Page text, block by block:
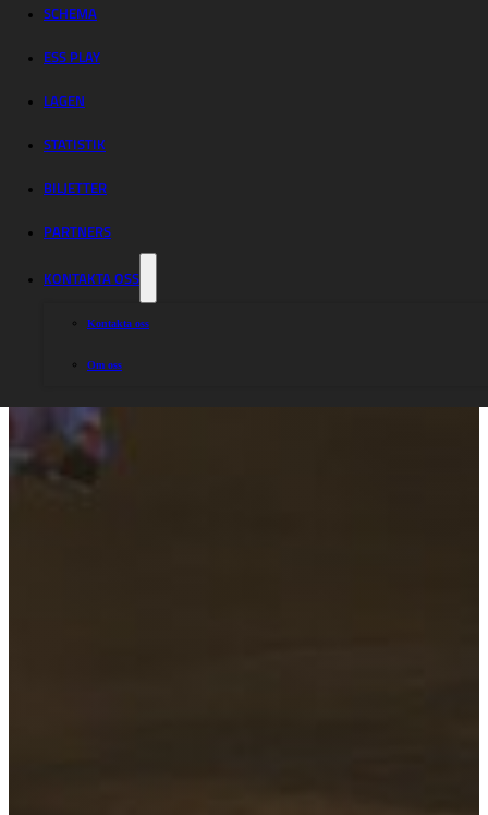
SCHEMA
ESS PLAY
LAGEN
STATISTIK
BILJETTER
PARTNERS
KONTAKTA OSS
Kontakta oss
Om oss